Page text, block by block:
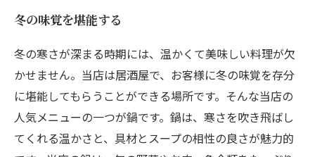
冬の味覚を堪能する
冬の寒さが深まる時期には、温かくて美味しい料理が欠
かせません。当店は居酒屋で、お客様に冬の味覚を存分
に堪能してもらうことができる場所です。そんな当店の
人気メニューの一つが鍋です。鍋は、寒さを吹き飛ばし
てくれる温かさと、具材とスープの相性の良さが魅力的